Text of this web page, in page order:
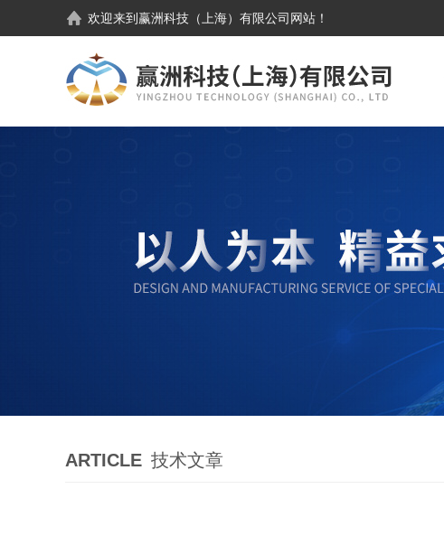
欢迎来到 赢洲科技（上海）有限公司 网站！
ARTICLE 技术文章